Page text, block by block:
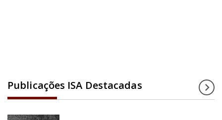
Publicações ISA Destacadas